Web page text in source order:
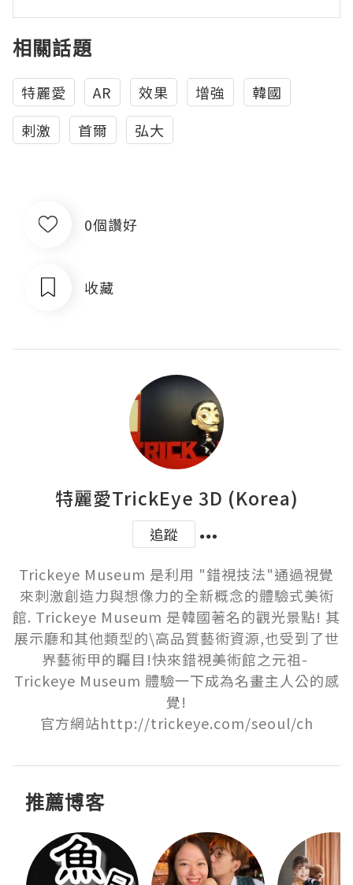
相關話題
特麗愛 AR 效果 增強
韓國
剌激
首爾 弘大
0個讚好
收藏
特麗愛TrickEye 3D (Korea)
追蹤
Trickeye Museum 是利用 "錯視技法"通過視覺
來刺激創造力與想像力的全新概念的體驗式美術
館. Trickeye Museum 是韓國著名的觀光景點! 其
展示廳和其他類型的\高品質藝術資源,也受到了世
界藝術甲的矚目!快來錯視美術館之元祖-
Trickeye Museum 體驗一下成為名畫主人公的感
覺!
官方網站http://trickeye.com/seoul/ch
推薦博客